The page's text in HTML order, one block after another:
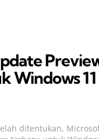
Windows 11
ditentukan,